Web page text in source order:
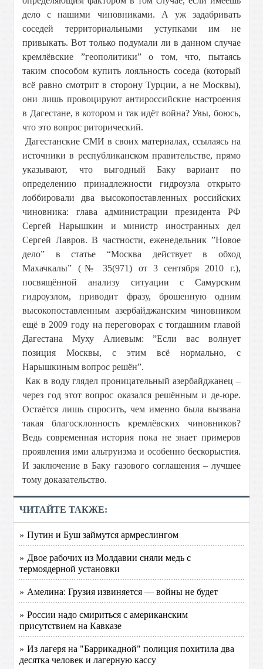
дело с нашими чиновниками. А уж задабривать
соседей территориальными уступками им не
привыкать. Вот только подумали ли в данном случае
кремлёвские ”геополитики” о том, что, пытаясь
таким способом купить лояльность соседа (который
всё равно смотрит в сторону Турции, а не Москвы),
они лишь провоцируют антироссийские настроения
в Дагестане, в котором и так идёт война? Увы, боюсь,
что это вопрос риторический.
Дагестанские СМИ в своих материалах, ссылаясь на
источники в республиканском правительстве, прямо
указывают, что выгодный Баку вариант по
определению принадлежности гидроузла открыто
лоббировали два высокопоставленных российских
чиновника: глава администрации президента РФ
Сергей Нарышкин и министр иностранных дел
Сергей Лавров. В частности, еженедельник ”Новое
дело” в статье “Москва действует в обход
Махачкалы” (№ 35(971) от 3 сентября 2010 г.),
посвящённой анализу ситуации с Самурским
гидроузлом, приводит фразу, брошенную одним
высокопоставленным азербайджанским чиновником
ещё в 2009 году на переговорах с тогдашним главой
Дагестана Муху Алиевым: ”Если вас волнует
позиция Москвы, с этим всё нормально, с
Нарышкиным вопрос решён”.
Как в воду глядел проницательный азербайджанец –
через год этот вопрос оказался решённым и де-юре.
Остаётся лишь спросить, чем именно была вызвана
такая благосклонность кремлёвских чиновников?
Ведь современная история пока не знает примеров
проявления ими альтруизма и особенно бескорыстия.
И заключение в Баку газового соглашения – лучшее
тому доказательство.
ЧИТАЙТЕ ТАКЖЕ:
» Путин и Буш займутся армреслингом
» Двое рабочих из Молдавии сняли медь с
термоядерной установки
» Амелина: Грузия извиняется — войны не будет
» России надо смириться с американским
присутствием на Кавказе
» Из лагеря на "Баррикадной" полиция похитила два
десятка человек и лагерную кассу